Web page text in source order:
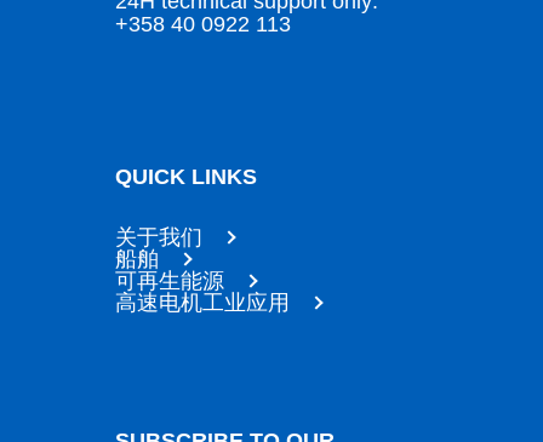
+358 40 0922 113
QUICK LINKS
关于我们
船舶
可再生能源
高速电机工业应用